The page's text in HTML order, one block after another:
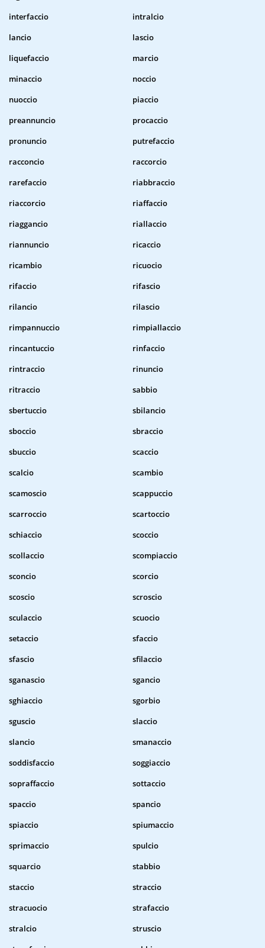
interfaccio
intralcio
lancio
lascio
liquefaccio
marcio
minaccio
noccio
nuoccio
piaccio
preannuncio
procaccio
pronuncio
putrefaccio
racconcio
raccorcio
rarefaccio
riabbraccio
riaccorcio
riaffaccio
riaggancio
riallaccio
riannuncio
ricaccio
ricambio
ricuocio
rifaccio
rifascio
rilancio
rilascio
rimpannuccio
rimpiallaccio
rincantuccio
rinfaccio
rintraccio
rinuncio
ritraccio
sabbio
sbertuccio
sbilancio
sboccio
sbraccio
sbuccio
scaccio
scalcio
scambio
scamoscio
scappuccio
scarroccio
scartoccio
schiaccio
scoccio
scollaccio
scompiaccio
sconcio
scorcio
scoscio
scroscio
sculaccio
scuocio
setaccio
sfaccio
sfascio
sfilaccio
sganascio
sgancio
sghiaccio
sgorbio
sguscio
slaccio
slancio
smanaccio
soddisfaccio
soggiaccio
sopraffaccio
sottaccio
spaccio
spancio
spiaccio
spiumaccio
sprimaccio
spulcio
squarcio
stabbio
staccio
straccio
stracuocio
strafaccio
stralcio
struscio